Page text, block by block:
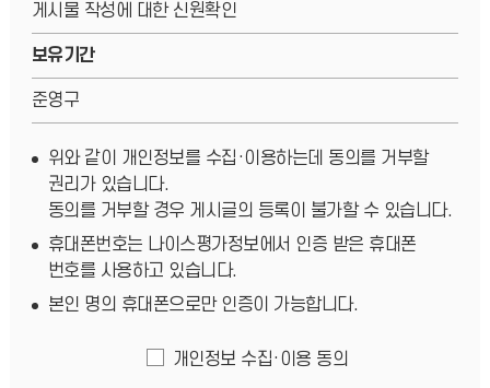
게시물 작성에 대한 신원확인
보유기간
준영구
위와 같이 개인정보를 수집·이용하는데 동의를 거부할
권리가 있습니다.
동의를 거부할 경우 게시글의 등록이 불가할 수 있습니다.
휴대폰번호는 나이스평가정보에서 인증 받은 휴대폰
번호를 사용하고 있습니다.
본인 명의 휴대폰으로만 인증이 가능합니다.
개인정보 수집·이용 동의